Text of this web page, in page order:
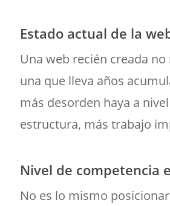
Estado actual de la
Una web recién creada
una que lleva años
más desorden haya a
estructura, más trabajo
Nivel de competencia
No es lo mismo